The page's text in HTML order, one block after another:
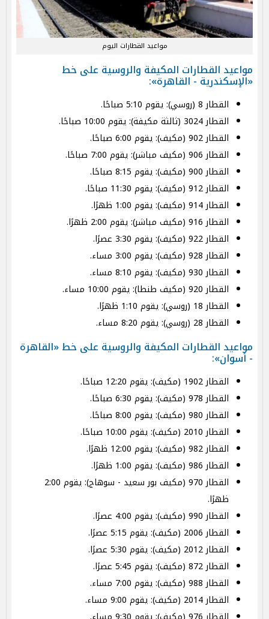
مواعيد القطارات اليوم
مواعيد القطارات المكيفة والروسية على خط
«الإسكندرية - القاهرة»:
القطار 8 (روسي): يقوم 5:10 صباحًا.
القطار 3024 (ثالثة مكيفة): يقوم 10:00 صباحًا.
القطار 902 (مكيف): يقوم 6:00 صباحًا.
القطار 906 (مكيف مباشر): يقوم 7:00 صباحًا.
القطار 900 (مكيف): يقوم 8:15 صباحًا.
القطار 912 (مكيف): يقوم 11:30 صباحًا.
القطار 914 (مكيف): يقوم 1:00 ظهرًا.
القطار 916 (مكيف مباشر): يقوم 2:00 ظهرًا.
القطار 922 (مكيف): يقوم 3:30 عصرًا.
القطار 928 (مكيف): يقوم 3:00 مساء.
القطار 930 (مكيف): يقوم 8:10 مساء.
القطار 920 (مكيف طنطا): يقوم 10:00 مساء.
القطار 18 (روسي): يقوم 1:10 ظهرًا.
القطار 28 (روسي): يقوم 8:20 مساء.
مواعيد القطارات المكيفة والروسية على خط «القاهرة
- أسوان»:
القطار 1902 (مكيف): يقوم 12:20 صباحًا.
القطار 978 (مكيف): يقوم 6:30 صباحًا.
القطار 980 (مكيف): يقوم 8:00 صباحًا.
القطار 2010 (مكيف): يقوم 10:00 صباحًا.
القطار 982 (مكيف): يقوم 12:00 ظهرًا.
القطار 986 (مكيف): يقوم 1:00 ظهرًا.
القطار 970 (مكيف بور سعيد - سوهاج): يقوم 2:00
ظهرًا.
القطار 990 (مكيف): يقوم 4:00 عصرًا.
القطار 2006 (مكيف): يقوم 5:15 عصرًا.
القطار 2012 (مكيف): يقوم 5:30 عصرًا.
القطار 872 (مكيف): يقوم 5:45 عصرًا.
القطار 988 (مكيف): يقوم 7:00 مساء.
القطار 2014 (مكيف): يقوم 9:00 مساء.